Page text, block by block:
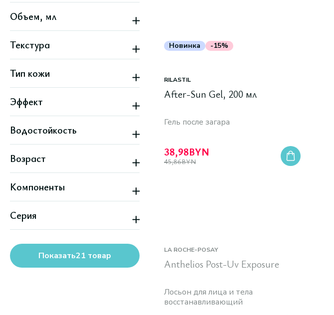
Женский
Унисекс
Объем, мл
Текстура
Гелевая
Жидкая
Тип кожи
Все типы кожи
Жирная
Комбинированная
Сухая
Все варианты
Эффект
Восстановление
Гладкость
Очищение
Все варианты
Водостойкость
Нет
Возраст
18+
Компоненты
Алоэ вера
Витамин E
Глицерин
Масло ши
Все варианты
Серия
Anthelios (La Roche-Posay)
Bergasol Expert (Noreva)
Capital Soleil (Vichy)
Показать21 товар
Новинка -15%
RILASTIL
After-Sun Gel, 200 мл
Гель после загара
38,98BYN
45,86BYN
LA ROCHE-POSAY
Anthelios Post-Uv Exposure
Лосьон для лица и тела
восстанавливающий